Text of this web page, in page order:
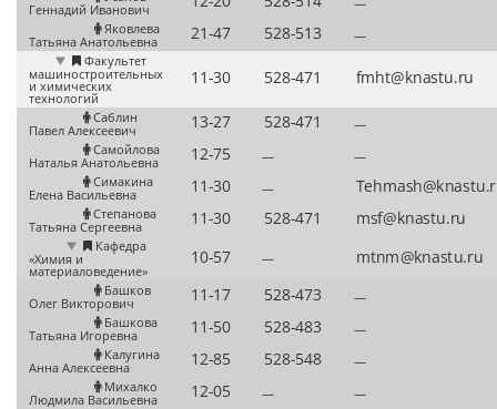
Геннадий Иванович
Яковлева
Татьяна Анатольевна
—
Факультет
машиностроительных
и химических
технологий
Саблин
Павел Алексеевич
—
Самойлова
Наталья Анатольевна
—
—
Симакина
Елена Васильевна
—
Степанова
Татьяна Сергеевна
Кафедра
«Химия и
материаловедение»
—
Башков
Олег Викторович
—
Башкова
Татьяна Игоревна
—
Калугина
Анна Алексеевна
—
Михалко
Людмила Васильевна
— —